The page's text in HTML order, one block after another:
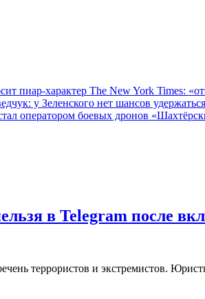
The New York Times:
у Зеленского нет шансов
в Telegram после
террористов и экстремистов.